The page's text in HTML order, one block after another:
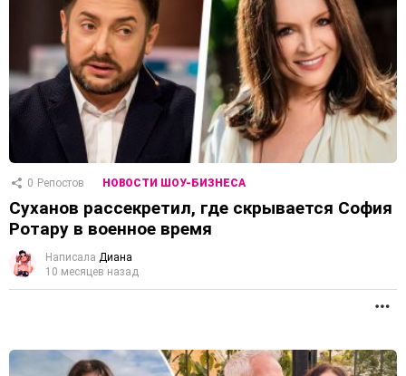
0 Репостов НОВОСТИ ШОУ-БИЗНЕСА
Суханов рассекретил, где скрывается София
Ротару в военное время
Написала Диана
10 месяцев назад